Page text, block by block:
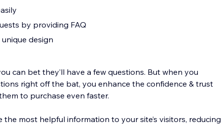
by providing FAQ
design
can bet they’ll have a few questions. But when you
right off the bat, you enhance the confidence & trust
the most helpful information to your site’s visitors, reducing